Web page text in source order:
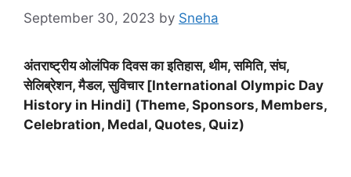
September 30, 2023 by Sneha
अंतराष्ट्रीय ओलंपिक दिवस का इतिहास, थीम, समिति, संघ,
सेलिब्रेशन, मैडल, सुविचार [International Olympic Day
History in Hindi] (Theme, Sponsors, Members,
Celebration, Medal, Quotes, Quiz)